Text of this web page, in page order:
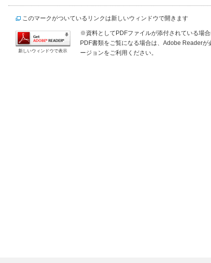
このマークがついているリンクは新しいウィンドウで開きます
新しいウィンドウで表示
※資料としてPDFファイルが添付されている場
PDF書類をご覧になる場合は、Adobe Reader
ージョンをご利用ください。